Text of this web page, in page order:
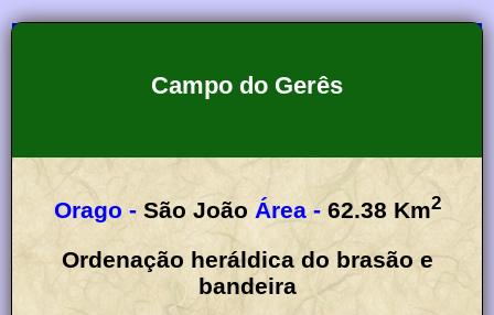
Campo do Gerês
Orago - São João Área - 62.38 Km2
Ordenação heráldica do brasão e
bandeira